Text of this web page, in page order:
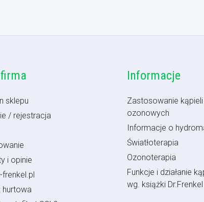
sklepu
/ rejestracja
i opinie
frenkel.pl
hurtowa
Informacje
Zastosowanie
ozonowych
Informacje o
Światłoterapia
Ozonoterapia
Funkcje i działanie
wg. książki Dr.Frenkel